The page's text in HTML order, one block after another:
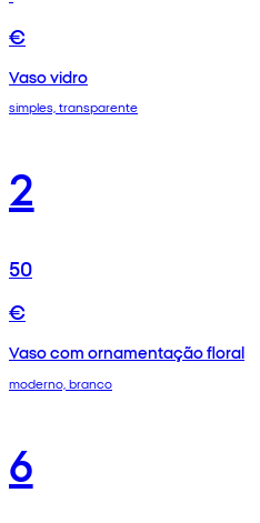
€
Vaso vidro
simples, transparente
2
50
€
Vaso com ornamentação floral
moderno, branco
6